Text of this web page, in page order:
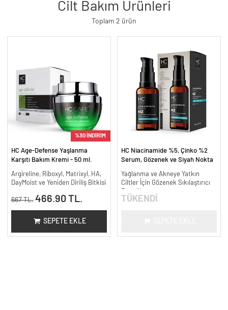
Cilt Bakım Ürünleri
Toplam 2 ürün
%30 İNDİRİM
HC Age-Defense Yaşlanma
Karşıtı Bakım Kremi - 50 ml.
Argireline, Riboxyl, Matrixyl, HA,
DayMoist ve Yeniden Diriliş Bitkisi
667 TL. 466.90 TL.
SEPETE EKLE
HC Niacinamide %5, Çinko %2
Serum, Gözenek ve Siyah Nokta
30 ml.
Yağlanma ve Akneye Yatkın
Ciltler İçin Gözenek Sıkılaştırıcı
Formül
TÜKENDİ